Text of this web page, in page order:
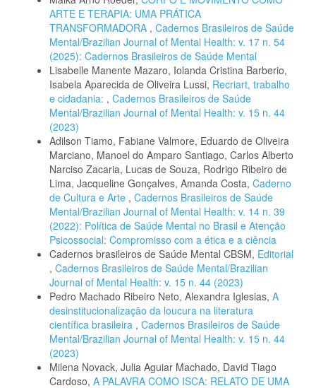
ARTE E TERAPIA: UMA PRÁTICA
TRANSFORMADORA , Cadernos Brasileiros de Saúde
Mental/Brazilian Journal of Mental Health: v. 17 n. 54
(2025): Cadernos Brasileiros de Saúde Mental
Lisabelle Manente Mazaro, Iolanda Cristina Barberio,
Isabela Aparecida de Oliveira Lussi, Recriart, trabalho
e cidadania: , Cadernos Brasileiros de Saúde
Mental/Brazilian Journal of Mental Health: v. 15 n. 44
(2023)
Adilson Tiamo, Fabiane Valmore, Eduardo de Oliveira
Marciano, Manoel do Amparo Santiago, Carlos Alberto
Narciso Zacaria, Lucas de Souza, Rodrigo Ribeiro de
Lima, Jacqueline Gonçalves, Amanda Costa, Caderno
de Cultura e Arte , Cadernos Brasileiros de Saúde
Mental/Brazilian Journal of Mental Health: v. 14 n. 39
(2022): Política de Saúde Mental no Brasil e Atenção
Psicossocial: Compromisso com a ética e a ciência
Cadernos brasileiros de Saúde Mental CBSM, Editorial
, Cadernos Brasileiros de Saúde Mental/Brazilian
Journal of Mental Health: v. 15 n. 44 (2023)
Pedro Machado Ribeiro Neto, Alexandra Iglesias, A
desinstitucionalização da loucura na literatura
científica brasileira , Cadernos Brasileiros de Saúde
Mental/Brazilian Journal of Mental Health: v. 15 n. 44
(2023)
Milena Novack, Julia Aguiar Machado, David Tiago
Cardoso, A PALAVRA COMO ISCA: RELATO DE UMA